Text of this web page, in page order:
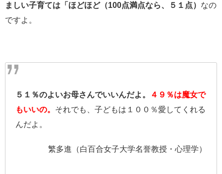
ましい子育ては「ほどほど（100点満点なら、５１点） なの
ですよ。
５１％のよいお母さんでいいんだよ。
４９％は魔女で
もいいの。 それでも、子どもは１００％愛してくれる
んだよ。
繁多進（白百合女子大学名誉教授・心理学）